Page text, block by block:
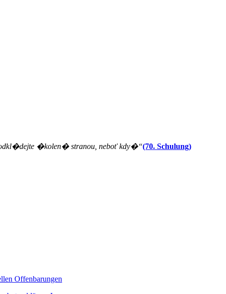
�kolen� stranou, neboť kdy�“(70. Schulung)
Offenbarungen